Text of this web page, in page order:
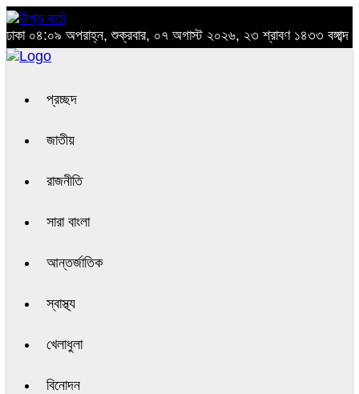
ঢাকা ০৪:০৯ অপরাহ্ন, শুক্রবার, ০৭ অগাস্ট ২০২৬, ২৩ শ্রাবণ ১৪৩৩ বঙ্গাব্দ
প্রচ্ছদ
জাতীয়
রাজনীতি
সারা বাংলা
আন্তর্জাতিক
স্বাস্থ্য
খেলাধুলা
বিনোদন